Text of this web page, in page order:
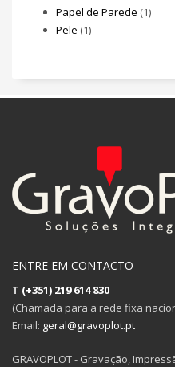
Papel de Parede (1)
Pele (1)
ENTRE EM CONTACTO
T (+351) 219 614 830
(Chamada para a rede fixa
Email: geral@gravoplot.pt
GRAVOPLOT - Gravação,